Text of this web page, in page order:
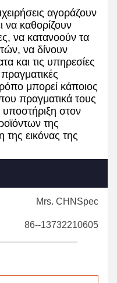
αγοράζουν
να καθορίζουν
να κατανοούν τα
να δίνουν
και τις υπηρεσίες
μπορεί κάποιος
πραγματικά τους
υποστήριξη στον
της
της εικόνας της
Mrs. CHNSpec
86--13732210605